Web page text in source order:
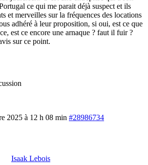
ce qui me parait déjà suspect et ils
et merveilles sur la fréquences des locations
adhéré à leur proposition, si oui, est ce que
est ce encore une arnaque ? faut il fuir ?
sur ce point.
2025 à 12 h 08 min #28986734
Isaak Lebois